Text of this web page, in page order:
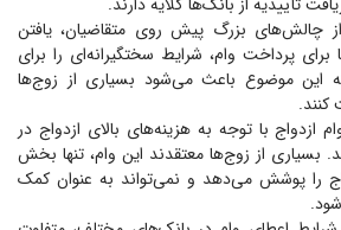
چالش‌های بزرگ پیش روی متقاضیان، یافتن
پرداخت وام، شرایط سختگیرانه‌ای را برای
این موضوع باعث می‌شود بسیاری از زوج‌ها
کنند.
ازدواج با توجه به هزینه‌های بالای ازدواج در
بسیاری از زوج‌ها معتقدند این وام، تنها بخش
را پوشش می‌دهد و نمی‌تواند به عنوان کمک